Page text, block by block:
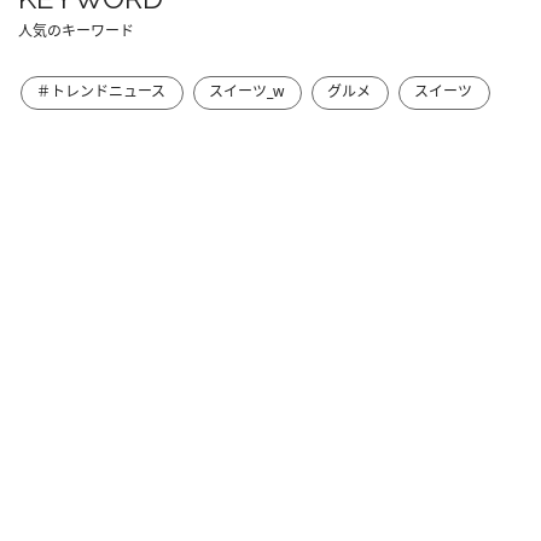
人気のキーワード
＃トレンドニュース スイーツ_w グルメ スイーツ